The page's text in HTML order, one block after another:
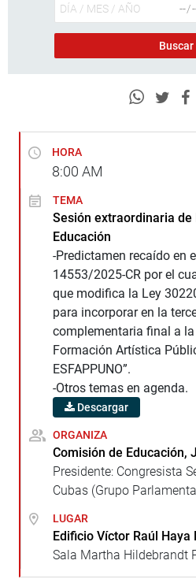
HORA
8:00 AM
TEMA
Sesión extraordinaria de
Educación
-Predictamen recaído en
14553/2025-CR por el
que modifica la Ley
para incorporar en la
complementaria final a
Formación Artística
ESFAPPUNO”.
-Otros temas en agenda.
Descargar
ORGANIZA
Comisión de Educación,
Presidente: Congresista
Cubas (Grupo
LUGAR
Edificio Víctor Raúl Haya
Sala Martha Hildebrandt